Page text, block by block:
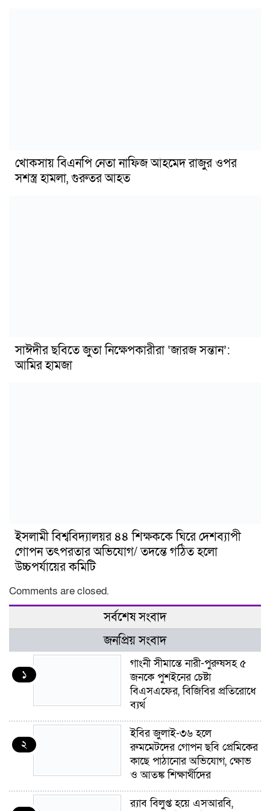
খোকসায় বিএনপি নেতা নাফিজ আহমেদ রাজুর ওপর
সশস্ত্র হামলা, গুরুতর আহত
সাঈদীর ছবিতে জুতা নিক্ষেপকারীরা ‘জারজ সন্তান’:
আমির হামজা
ইসলামী বিশ্ববিদ্যালয়র ৪৪ শিক্ষককে ঘিরে দেশব্যাপী
গোপন তৎপরতার অভিযোগ/ তদন্তে গঠিত হলো
উচ্চপর্যায়ের কমিটি
Comments are closed.
সর্বশেষ সংবাদ
জনপ্রিয় সংবাদ
১
গাংনী সীমান্তে নারী-পুরুষসহ ৫
জনকে পুশইনের চেষ্টা
বিএসএফের, বিজিবির প্রতিরোধে
ব্যর্থ
২
ইবির জুলাই-৩৬ হলে
রুমমেটদের গোপন ছবি প্রেমিকের
কাছে পাঠানোর অভিযোগ, ক্ষোভ
ও আতঙ্ক শিক্ষার্থীদের
র‍্যাব বিলুপ্ত হয়ে এসআরবি,